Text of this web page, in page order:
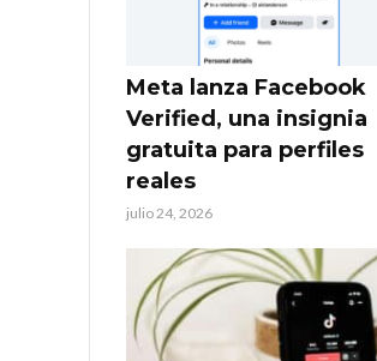
Meta lanza Facebook
Verified, una insignia
gratuita para perfiles
reales
julio 24, 2026